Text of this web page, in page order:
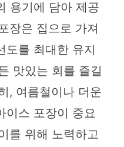
용기에 담아 제공
장은 집으로 가져
도를 최대한 유지
맛있는 회를 즐길
, 여름철이나 더운
이스 포장이 중요
를 위해 노력하고